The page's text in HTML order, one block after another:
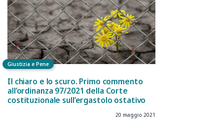
Giustizia e Pene
Il chiaro e lo scuro. Primo commento
all’ordinanza 97/2021 della Corte
costituzionale sull’ergastolo ostativo
20 maggio 2021